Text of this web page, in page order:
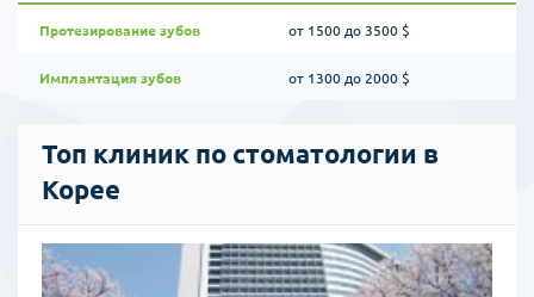
Во время лечения специалисты стараются максимально
пациента лечение. При этом используется местная или
В клиниках Южной Кореи на высочайшем уровне производят
можно провести отбеливание зубов, установить виниры.
Протезирование зубов от 1500 до 3500 $
Имплантация зубов от 1300 до 2000 $
Топ клиник по стоматологии в
Корее